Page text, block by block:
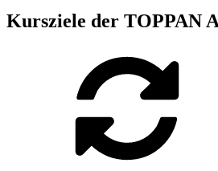
Kursziele der TOPPAN